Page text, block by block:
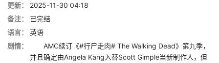
更新：
2025-11-30 04:18
备注：
已完结
语言：
英语
剧情：
AMC续订《#行尸走肉# The Walking Dead》第九季，
并且确定由Angela Kang入替Scott Gimple当新制作人，但